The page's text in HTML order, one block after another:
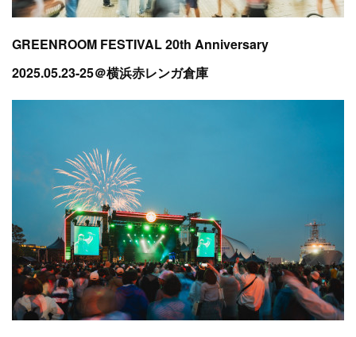
GREENROOM FESTIVAL 20th Anniversary
2025.05.23-25＠横浜赤レンガ倉庫